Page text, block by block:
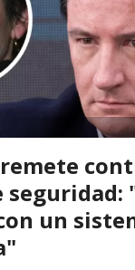
seguridad:
un